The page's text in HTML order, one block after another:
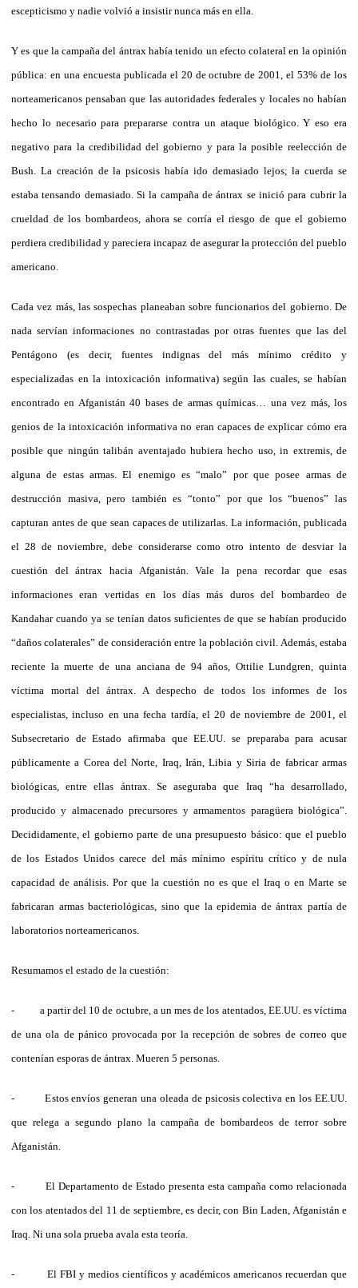
escepticismo y nadie volvió a insistir nunca más en ella.
Y es que la campaña del ántrax había tenido un efecto colateral en la opinión
pública: en una encuesta publicada el 20 de octubre de 2001, el 53% de los
norteamericanos pensaban que las autoridades federales y locales no habían
hecho lo necesario para prepararse contra un ataque biológico. Y eso era
negativo para la credibilidad del gobierno y para la posible reelección de
Bush. La creación de la psicosis había ido demasiado lejos; la cuerda se
estaba tensando demasiado. Si la campaña de ántrax se inició para cubrir la
crueldad de los bombardeos, ahora se corría el riesgo de que el gobierno
perdiera credibilidad y pareciera incapaz de asegurar la protección del pueblo
americano.
Cada vez más, las sospechas planeaban sobre funcionarios del gobierno. De
nada servían informaciones no contrastadas por otras fuentes que las del
Pentágono (es decir, fuentes indignas del más mínimo crédito y
especializadas en la intoxicación informativa) según las cuales, se habían
encontrado en Afganistán 40 bases de armas químicas… una vez más, los
genios de la intoxicación informativa no eran capaces de explicar cómo era
posible que ningún talibán aventajado hubiera hecho uso, in extremis, de
alguna de estas armas. El enemigo es “malo” por que posee armas de
destrucción masiva, pero también es “tonto” por que los “buenos” las
capturan antes de que sean capaces de utilizarlas. La información, publicada
el 28 de noviembre, debe considerarse como otro intento de desviar la
cuestión del ántrax hacia Afganistán. Vale la pena recordar que esas
informaciones eran vertidas en los días más duros del bombardeo de
Kandahar cuando ya se tenían datos suficientes de que se habían producido
“daños colaterales” de consideración entre la población civil. Además, estaba
reciente la muerte de una anciana de 94 años, Ottilie Lundgren, quinta
víctima mortal del ántrax. A despecho de todos los informes de los
especialistas, incluso en una fecha tardía, el 20 de noviembre de 2001, el
Subsecretario de Estado afirmaba que EE.UU. se preparaba para acusar
públicamente a Corea del Norte, Iraq, Irán, Libia y Siria de fabricar armas
biológicas, entre ellas ántrax. Se aseguraba que Iraq “ha desarrollado,
producido y almacenado precursores y armamentos paragüera biológica”.
Decididamente, el gobierno parte de una presupuesto básico: que el pueblo
de los Estados Unidos carece del más mínimo espíritu crítico y de nula
capacidad de análisis. Por que la cuestión no es que el Iraq o en Marte se
fabricaran armas bacteriológicas, sino que la epidemia de ántrax partía de
laboratorios norteamericanos.
Resumamos el estado de la cuestión:
- a partir del 10 de octubre, a un mes de los atentados, EE.UU. es víctima
de una ola de pánico provocada por la recepción de sobres de correo que
contenían esporas de ántrax. Mueren 5 personas.
- Estos envíos generan una oleada de psicosis colectiva en los EE.UU.
que relega a segundo plano la campaña de bombardeos de terror sobre
Afganistán.
- El Departamento de Estado presenta esta campaña como relacionada
con los atentados del 11 de septiembre, es decir, con Bin Laden, Afganistán e
Iraq. Ni una sola prueba avala esta teoría.
- El FBI y medios científicos y académicos americanos recuerdan que